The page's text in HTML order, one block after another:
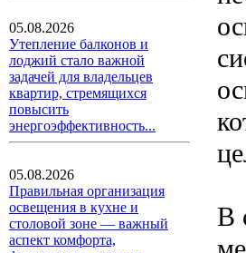
05.08.2026
Утепление балконов и
лоджий стало важной
задачей для владельцев
квартир, стремящихся
повысить
энергоэффективность...
05.08.2026
Правильная организация
освещения в кухне и
столовой зоне — важный
аспект комфорта,
В